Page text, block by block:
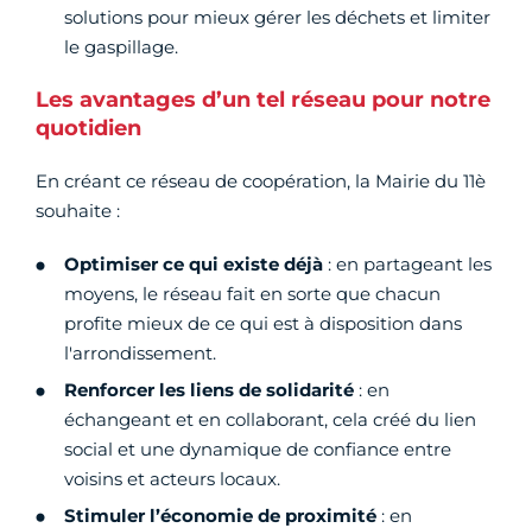
solutions pour mieux gérer les déchets et limiter
le gaspillage.
Les avantages d’un tel réseau pour notre
quotidien
En créant ce réseau de coopération, la Mairie du 11è
souhaite :
Optimiser ce qui existe déjà : en partageant les
moyens, le réseau fait en sorte que chacun
profite mieux de ce qui est à disposition dans
l'arrondissement.
Renforcer les liens de solidarité : en
échangeant et en collaborant, cela créé du lien
social et une dynamique de confiance entre
voisins et acteurs locaux.
Stimuler l’économie de proximité : en